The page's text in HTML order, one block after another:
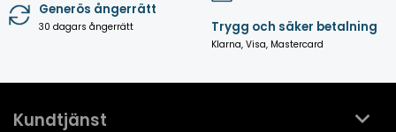
Generös ångerrätt
30 dagars ångerrätt Trygg och säker betalning
Klarna, Visa, Mastercard
Kundtjänst